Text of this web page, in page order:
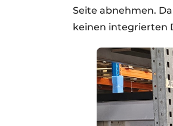
Seite abnehmen.
keinen integrierten